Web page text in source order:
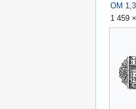
OM
1 459